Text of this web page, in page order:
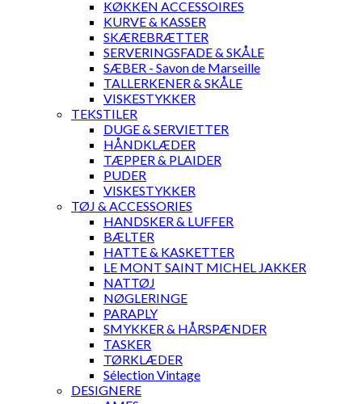
KØKKEN ACCESSOIRES
KURVE & KASSER
SKÆREBRÆTTER
SERVERINGSFADE & SKÅLE
SÆBER - Savon de Marseille
TALLERKENER & SKÅLE
VISKESTYKKER
TEKSTILER
DUGE & SERVIETTER
HÅNDKLÆDER
TÆPPER & PLAIDER
PUDER
VISKESTYKKER
TØJ & ACCESSORIES
HANDSKER & LUFFER
BÆLTER
HATTE & KASKETTER
LE MONT SAINT MICHEL JAKKER
NATTØJ
NØGLERINGE
PARAPLY
SMYKKER & HÅRSPÆNDER
TASKER
TØRKLÆDER
Sélection Vintage
DESIGNERE